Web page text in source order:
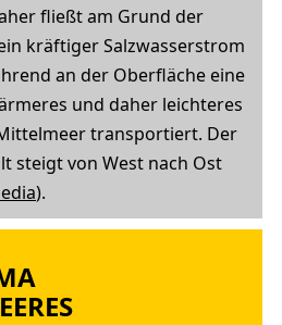
fließt am Grund der
kräftiger Salzwasserstrom
an der Oberfläche eine
und daher leichteres
transportiert. Der
steigt von West nach Ost
).